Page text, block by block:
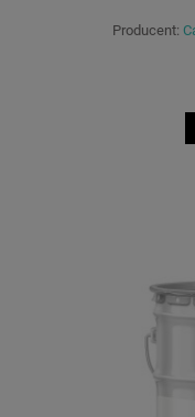
Producent: